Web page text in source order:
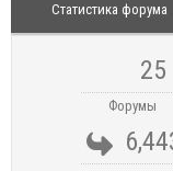
Статистика форума
25
Форумы